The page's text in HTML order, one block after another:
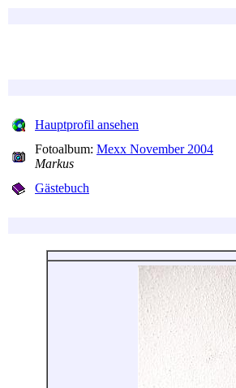
Hauptprofil ansehen
Fotoalbum: Mexx November 2004
Markus
Gästebuch